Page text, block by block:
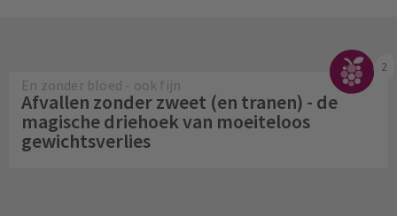
2
En zonder bloed - ook fijn
Afvallen zonder zweet (en tranen) - de
magische driehoek van moeiteloos
gewichtsverlies